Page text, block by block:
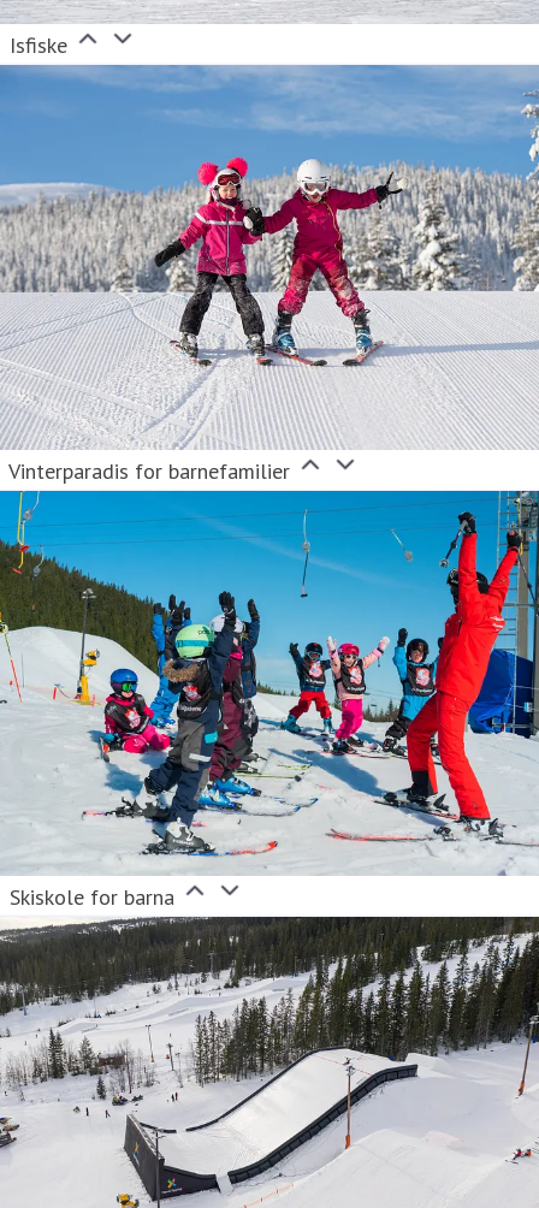
Isfiske
Vinterparadis for barnefamilier
Skiskole for barna